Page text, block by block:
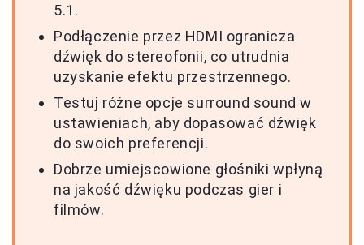
5.1.
Podłączenie przez HDMI ogranicza
dźwięk do stereofonii, co utrudnia
uzyskanie efektu przestrzennego.
Testuj różne opcje surround sound w
ustawieniach, aby dopasować dźwięk
do swoich preferencji.
Dobrze umiejscowione głośniki wpłyną
na jakość dźwięku podczas gier i
filmów.